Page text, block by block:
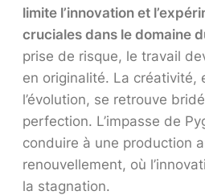
limite l’innovation et
cruciales dans le domaine
prise de risque, le travail
en originalité. La créativité,
l’évolution, se retrouve
perfection. L’impasse de
conduire à une production
renouvellement, où
la stagnation.